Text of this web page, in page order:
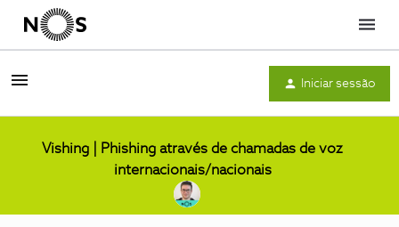
Menu
Iniciar sessão
Vishing | Phishing através de chamadas de voz
internacionais/nacionais